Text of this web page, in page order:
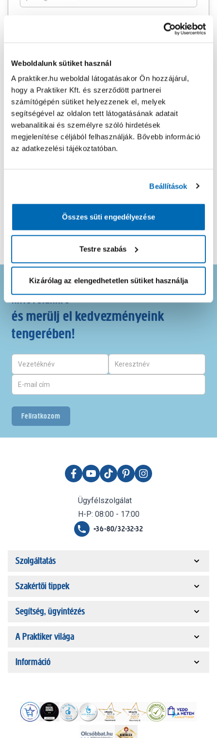
Weboldalunk sütiket használ
A praktiker.hu weboldal látogatásakor Ön hozzájárul,
hogy a Praktiker Kft. és szerződött partnerei
számítógépén sütiket helyezzenek el, melyek
segítségével az oldalon tett látogatásának adatait
webanalitikai és személyre szóló hirdetések
megjelenítése céljából felhasználják. Bővebb információ
az adatkezelési tájékoztatóban.
Beállítások
Összes süti engedélyezése
Testre szabás
Kizárólag az elengedhetetlen sütiket használja
Napelemszerelő
Szakterület
Feladat leírása
Ezzel létrejön a JóSzaki fiókod, ahol a jelentkező
szakembereket követni tudod és egyéb hasznos
Ne maradj le semmiről! Iratkozz fel
hírlevelünkre
és merülj el kedvezményeink
tengerében!
Feliratkozom
Ügyfélszolgálat
H-P: 08:00 - 17:00
+36-80/32-32-32
Szolgáltatás
Szakértői tippek
Segítség, ügyintézés
A Praktiker világa
Információ